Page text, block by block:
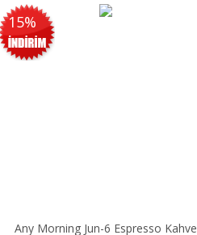
15%
Any Morning Jun-6 Espresso Kahve